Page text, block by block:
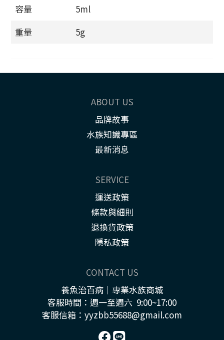
容量
5ml
重量
5g
ABOUT US
品牌故事
水族知識專區
最新消息
SERVICE
運送政策
條款與細則
退換貨政策
隱私政策
CONTACT US
養魚治百病｜專業水族商城
客服時間：週一至週六 9:00~17:00
客服信箱：yyzbb55688@gmail.com